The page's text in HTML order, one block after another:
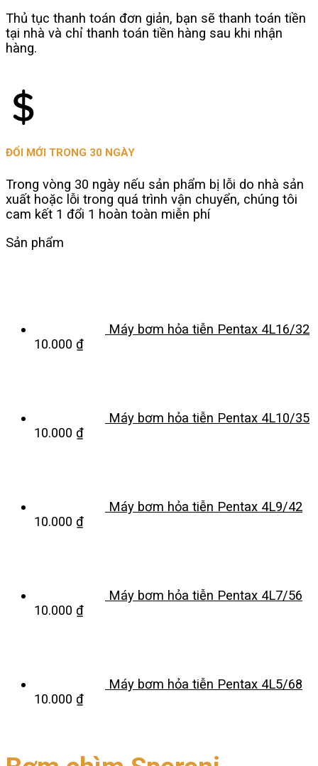
Thủ tục thanh toán đơn giản, bạn sẽ thanh toán tiền
tại nhà và chỉ thanh toán tiền hàng sau khi nhận
hàng.
ĐỔI MỚI TRONG 30 NGÀY
Trong vòng 30 ngày nếu sản phẩm bị lỗi do nhà sản
xuất hoặc lỗi trong quá trình vận chuyển, chúng tôi
cam kết 1 đổi 1 hoàn toàn miễn phí
Sản phẩm
Máy bơm hỏa tiễn Pentax 4L16/32
10.000 ₫
Máy bơm hỏa tiễn Pentax 4L10/35
10.000 ₫
Máy bơm hỏa tiễn Pentax 4L9/42
10.000 ₫
Máy bơm hỏa tiễn Pentax 4L7/56
10.000 ₫
Máy bơm hỏa tiễn Pentax 4L5/68
10.000 ₫